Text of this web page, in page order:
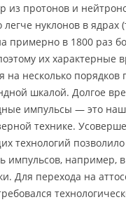
из протонов и
нуклонов в ядрах
примерно в 1800 раз
их характерные
на несколько порядков
шкалой. Долгое
импульсы — это наш
технике.
технологий
импульсов, например,
Для перехода на